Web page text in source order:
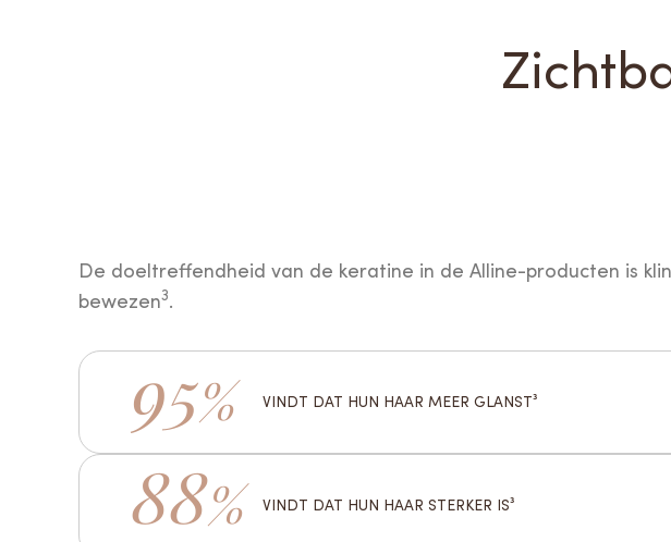
De doeltreffendheid van de keratine in de Alline-producten is
bewezen3.
95% VINDT DAT HUN HAAR MEER GLANST³
88% VINDT DAT HUN HAAR STERKER IS³